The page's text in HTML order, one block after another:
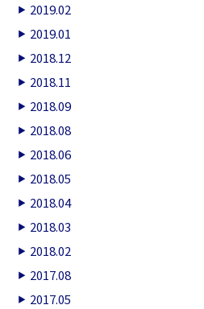
2019.02
2019.01
2018.12
2018.11
2018.09
2018.08
2018.06
2018.05
2018.04
2018.03
2018.02
2017.08
2017.05